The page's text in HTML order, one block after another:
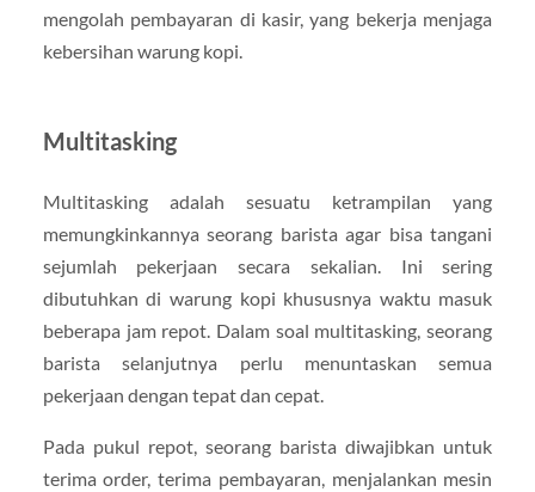
mengolah pembayaran di kasir, yang bekerja menjaga
kebersihan warung kopi.
Multitasking
Multitasking adalah sesuatu ketrampilan yang
memungkinkannya seorang barista agar bisa tangani
sejumlah pekerjaan secara sekalian. Ini sering
dibutuhkan di warung kopi khususnya waktu masuk
beberapa jam repot. Dalam soal multitasking, seorang
barista selanjutnya perlu menuntaskan semua
pekerjaan dengan tepat dan cepat.
Pada pukul repot, seorang barista diwajibkan untuk
terima order, terima pembayaran, menjalankan mesin